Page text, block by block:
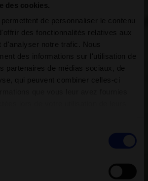
des cookies.
permettent de personnaliser le contenu
des fonctionnalités relatives aux
d'analyser notre trafic. Nous
des informations sur l'utilisation de
partenaires de médias sociaux, de
qui peuvent combiner celles-ci